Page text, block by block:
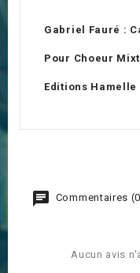
Gabriel Fauré :
Pour Choeur
Editions Hamelle
Commentaires
Aucun avis